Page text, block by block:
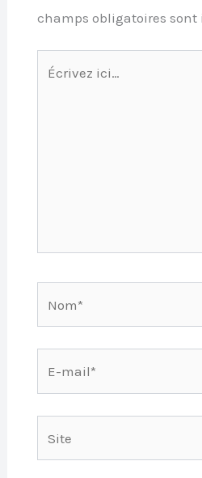
champs obligatoires sont
ici…